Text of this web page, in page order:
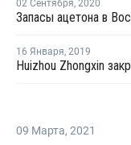
02 Сентября, 2020
16 Января, 2019
Huizhou Zhongxin
09 Марта, 2021